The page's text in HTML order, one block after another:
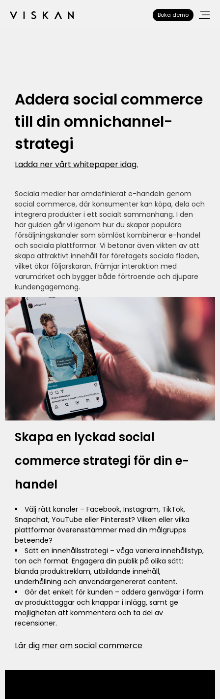
Boka demo
Addera social commerce
till din omnichannel-
strategi
Ladda ner vårt whitepaper idag.
Sociala medier har omdefinierat e-handeln genom
social commerce, där konsumenter kan köpa, dela och
integrera produkter i ett socialt sammanhang. I den
här guiden går vi igenom hur du skapar populära
försäljningskanaler som sömlöst kombinerar e-handel
och sociala plattformar. Vi betonar även vikten av att
skapa attraktivt innehåll för företagets sociala flöden,
vilket ökar följarskaran, främjar interaktion med
varumärket och bygger både förtroende och djupare
kundengagemang.
Skapa en lyckad social
commerce strategi för din e-
handel
Välj rätt kanaler – Facebook, Instagram, TikTok,
Snapchat, YouTube eller Pinterest? Vilken eller vilka
plattformar överensstämmer med din målgrupps
beteende?
Sätt en innehållsstrategi – våga variera innehållstyp,
ton och format. Engagera din publik på olika sätt:
blanda produktreklam, utbildande innehåll,
underhållning och användargenererat content.
Gör det enkelt för kunden – addera genvägar i form
av produkttaggar och knappar i inlägg, samt ge
möjligheten att kommentera och ta del av
recensioner.
Lär dig mer om social commerce